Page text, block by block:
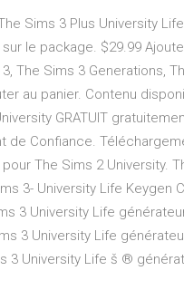
Sims 3 Plus University
le package. $29.99
The Sims 3 Generations,
au panier. Contenu
GRATUIT
de Confiance.
The Sims 2 University.
3- University Life Keygen
3 University Life
3 University Life
3 University Life š ®